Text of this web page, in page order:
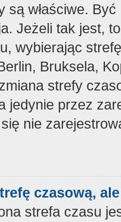
są właściwe.
Jeżeli tak jest,
wybierając
Bruksela,
strefy
jedynie przez
nie
czasową,
strefa czasu